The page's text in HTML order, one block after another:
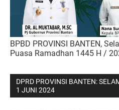
BPBD PROVINSI BANTEN,
Puasa Ramadhan 1445 H /
DPRD PROVINSI BANTEN:
1 JUNI 2024